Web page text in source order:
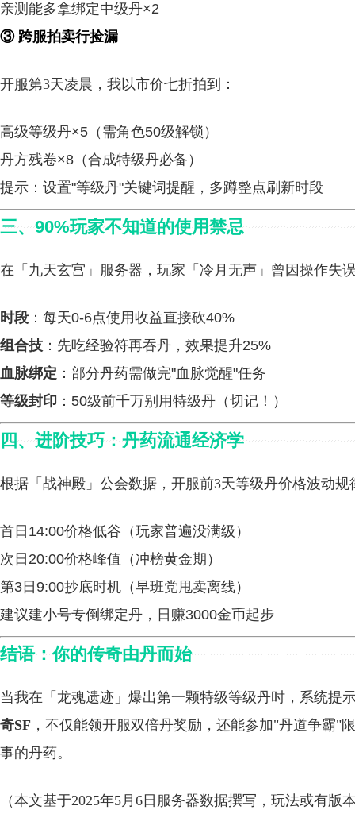
亲测能多拿绑定中级丹×2
③ 跨服拍卖行捡漏
开服第3天凌晨，我以市价七折拍到：
高级等级丹×5（需角色50级解锁）
丹方残卷×8（合成特级丹必备）
提示：设置"等级丹"关键词提醒，多蹲整点刷新时段
三、90%玩家不知道的使用禁忌
在「九天玄宫」服务器，玩家「冷月无声」曾因操作失
时段 ：每天0-6点使用收益直接砍40%
组合技 ：先吃经验符再吞丹，效果提升25%
血脉绑定 ：部分丹药需做完"血脉觉醒"任务
等级封印 ：50级前千万别用特级丹（切记！）
四、进阶技巧：丹药流通经济学
根据「战神殿」公会数据，开服前3天等级丹价格波动规
首日14:00价格低谷（玩家普遍没满级）
次日20:00价格峰值（冲榜黄金期）
第3日9:00抄底时机（早班党甩卖离线）
建议建小号专倒绑定丹，日赚3000金币起步
结语：你的传奇由丹而始
当我在「龙魂遗迹」爆出第一颗特级等级丹时，系统提
奇SF ，不仅能领开服双倍丹奖励，还能参加"丹道争
事的丹药。
（本文基于2025年5月6日服务器数据撰写，玩法或有版